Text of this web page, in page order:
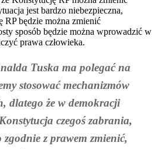
jest bardzo niebezpieczna,
będzie można zmienić
sposób będzie można wprowadzić w
prawa człowieka.
Tuska ma polegać na
stosować mechanizmów
dlatego że w demokracji
czegoś zabrania,
zgodnie z prawem zmienić,